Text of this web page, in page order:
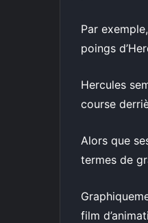
Par
poings
Hercules
course
Alors que
termes de
film